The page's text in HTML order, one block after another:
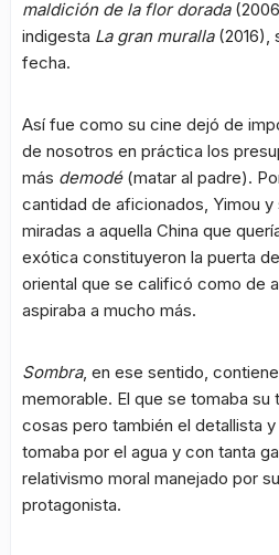
maldición de la flor dorada
indigesta La gran muralla(2016),
fecha.
Así fue como su cine dejó de
de nosotros en práctica los
más demodé(matar al padre).
cantidad de aficionados, Yimou
miradas a aquella China que
exótica constituyeron la puerta
oriental que se calificó como de
aspiraba a mucho más.
Sombra, en ese sentido,
memorable. El que se tomaba su
cosas pero también el detallista
tomaba por el agua y con tanta
relativismo moral manejado por
protagonista.